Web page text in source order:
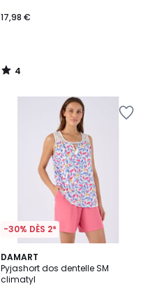
17,98 €
4
/
-30% DÈS 2*
DAMART
Pyjashort dos dentelle SM
climatyl